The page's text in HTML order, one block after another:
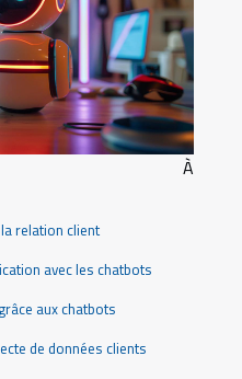
relation client
avec les chatbots
aux chatbots
de données clients
À